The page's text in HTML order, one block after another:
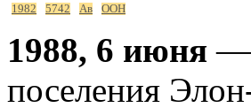
1982 5742 Ав ООН
1988, 6 июня —
поселения